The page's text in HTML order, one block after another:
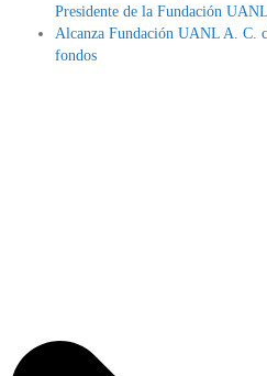
Presidente de la Fundación
Alcanza Fundación UANL A. C.
fondos